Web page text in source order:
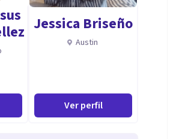
Jessica Briseño
Austin
Ver perfil